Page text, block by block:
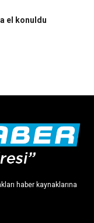
el konuldu
haber kaynaklarına